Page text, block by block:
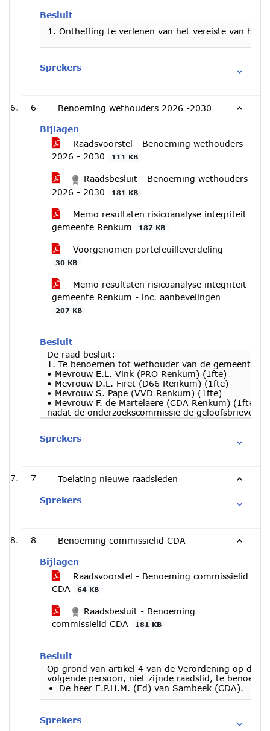
Besluit
Ontheffing te verlenen van het vereiste van het
Sprekers
6 Benoeming wethouders 2026 -2030
Bijlagen
Raadsvoorstel - Benoeming wethouders
2026 - 2030
111 KB
Raadsbesluit - Benoeming wethouders
2026 - 2030
181 KB
Memo resultaten risicoanalyse integriteit
gemeente Renkum
187 KB
Voorgenomen portefeuilleverdeling
30 KB
Memo resultaten risicoanalyse integriteit
gemeente Renkum - inc. aanbevelingen
207 KB
Besluit
De raad besluit:
1. Te benoemen tot wethouder van de gemeente
• Mevrouw E.L. Vink (PRO Renkum) (1fte)
• Mevrouw D.L. Firet (D66 Renkum) (1fte)
• Mevrouw S. Pape (VVD Renkum) (1fte)
• Mevrouw F. de Martelaere (CDA Renkum) (1fte)
nadat de onderzoekscommissie de geloofsbrieven
Sprekers
7 Toelating nieuwe raadsleden
Sprekers
8 Benoeming commissielid CDA
Bijlagen
Raadsvoorstel - Benoeming commissielid
CDA
64 KB
Raadsbesluit - Benoeming
commissielid CDA
181 KB
Besluit
Op grond van artikel 4 van de Verordening op de
volgende persoon, niet zijnde raadslid, te
De heer E.P.H.M. (Ed) van Sambeek (CDA).
Sprekers